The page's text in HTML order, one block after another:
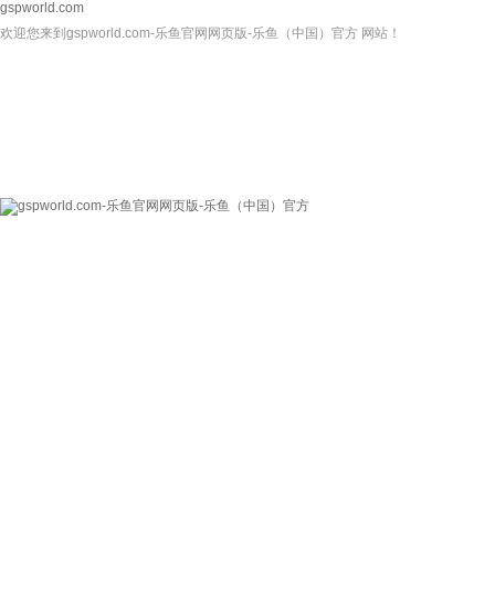
gspworld.com
欢迎您来到gspworld.com-乐鱼官网网页版-乐鱼（中国）官方 网站！
gspworld.com-乐